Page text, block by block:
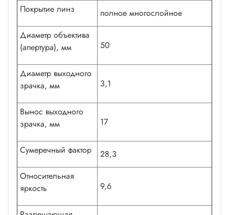
Покрытие линз
полное многослойное
Диаметр объектива
(апертура), мм
50
Диаметр выходного
зрачка, мм
3,1
Вынос выходного
зрачка, мм
17
Сумеречный фактор
28,3
Относительная
яркость
9,6